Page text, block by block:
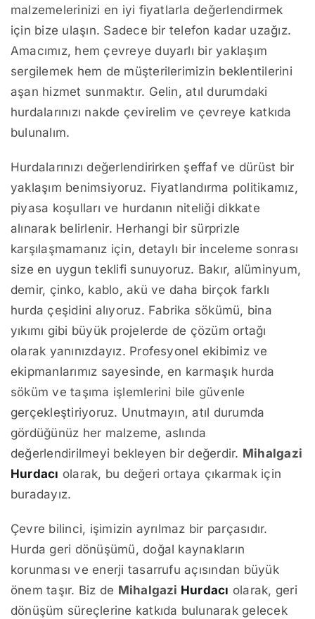
malzemelerinizi en iyi fiyatlarla değerlendirmek
için bize ulaşın. Sadece bir telefon kadar uzağız.
Amacımız, hem çevreye duyarlı bir yaklaşım
sergilemek hem de müşterilerimizin beklentilerini
aşan hizmet sunmaktır. Gelin, atıl durumdaki
hurdalarınızı nakde çevirelim ve çevreye katkıda
bulunalım.
Hurdalarınızı değerlendirirken şeffaf ve dürüst bir
yaklaşım benimsiyoruz. Fiyatlandırma politikamız,
piyasa koşulları ve hurdanın niteliği dikkate
alınarak belirlenir. Herhangi bir sürprizle
karşılaşmamanız için, detaylı bir inceleme sonrası
size en uygun teklifi sunuyoruz. Bakır, alüminyum,
demir, çinko, kablo, akü ve daha birçok farklı
hurda çeşidini alıyoruz. Fabrika sökümü, bina
yıkımı gibi büyük projelerde de çözüm ortağı
olarak yanınızdayız. Profesyonel ekibimiz ve
ekipmanlarımız sayesinde, en karmaşık hurda
söküm ve taşıma işlemlerini bile güvenle
gerçekleştiriyoruz. Unutmayın, atıl durumda
gördüğünüz her malzeme, aslında
değerlendirilmeyi bekleyen bir değerdir. Mihalgazi
Hurdacı olarak, bu değeri ortaya çıkarmak için
buradayız.
Çevre bilinci, işimizin ayrılmaz bir parçasıdır.
Hurda geri dönüşümü, doğal kaynakların
korunması ve enerji tasarrufu açısından büyük
önem taşır. Biz de Mihalgazi Hurdacı olarak, geri
dönüşüm süreçlerine katkıda bulunarak gelecek